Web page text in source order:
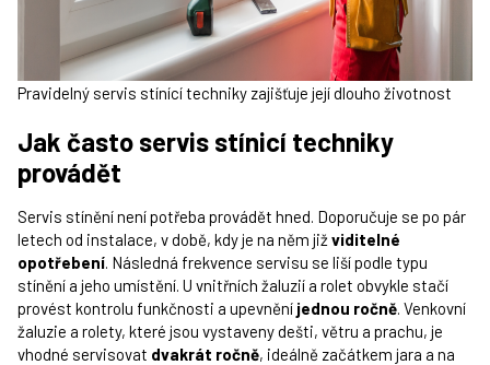
Pravidelný servis stínící techniky zajišťuje její dlouho životnost
Jak často servis stínicí techniky
provádět
Servis stínění není potřeba provádět hned. Doporučuje se po pár
letech od instalace, v době, kdy je na něm již viditelné
opotřebení. Následná frekvence servisu se liší podle typu
stínění a jeho umístění. U vnitřních žaluzií a rolet obvykle stačí
provést kontrolu funkčnosti a upevnění jednou ročně. Venkovní
žaluzie a rolety, které jsou vystaveny dešti, větru a prachu, je
vhodné servisovat dvakrát ročně, ideálně začátkem jara a na